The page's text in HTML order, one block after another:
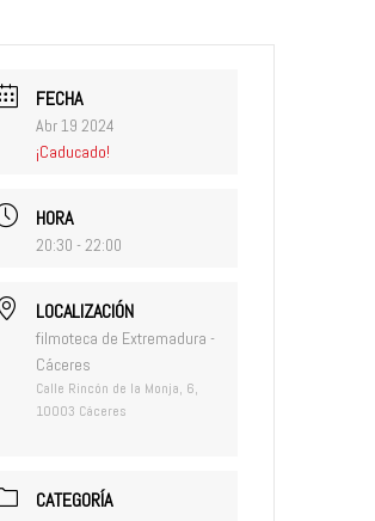
FECHA
Abr 19 2024
¡Caducado!
HORA
20:30 - 22:00
LOCALIZACIÓN
filmoteca de Extremadura -
Cáceres
Calle Rincón de la Monja, 6,
10003 Cáceres
CATEGORÍA